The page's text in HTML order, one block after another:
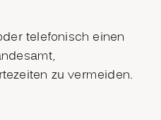
telefonisch einen
zu vermeiden.